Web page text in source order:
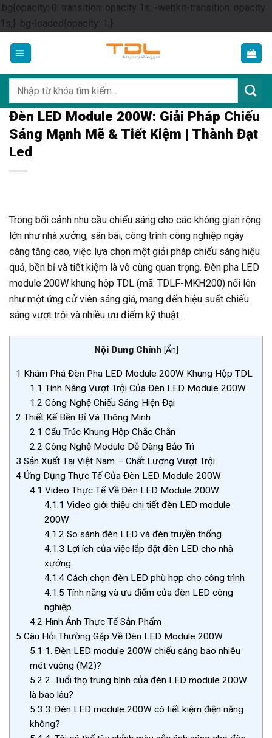
.bg{opacity: 0; transition: opacity 1s; -webkit-transition: opacity
1s;} .bg-loaded{opacity: 1;}Skip
content
kiếm:
Đèn LED Module 200W: Giải Pháp Chiếu
Sáng Mạnh Mẽ & Tiết Kiệm | Thành Đạt
Led
Trong bối cảnh nhu cầu chiếu sáng cho các không gian rộng
lớn như nhà xưởng, sân bãi, công trình công nghiệp ngày
càng tăng cao, việc lựa chọn một giải pháp chiếu sáng hiệu
quả, bền bỉ và tiết kiệm là vô cùng quan trọng. Đèn pha LED
module 200W khung hộp TDL (mã: TDLF-MKH200) nổi lên
như một ứng cử viên sáng giá, mang đến hiệu suất chiếu
sáng vượt trội và nhiều ưu điểm kỹ thuật.
Nội Dung Chính [Ẩn]
1 Khám Phá Đèn Pha LED Module 200W Khung Hộp TDL
1.1 Tính Năng Vượt Trội Của Đèn LED Module 200W
1.2 Công Nghệ Chiếu Sáng Hiện Đại
2 Thiết Kế Bền Bỉ Và Thông Minh
2.1 Cấu Trúc Khung Hộp Chắc Chắn
2.2 Công Nghệ Module Dễ Dàng Bảo Trì
3 Sản Xuất Tại Việt Nam – Chất Lượng Vượt Trội
4 Ứng Dụng Thực Tế Của Đèn LED Module 200W
4.1 Video Thực Tế Về Đèn LED Module 200W
4.1.1 Video giới thiệu chi tiết đèn LED module
200W
4.1.2 So sánh đèn LED và đèn truyền thống
4.1.3 Lợi ích của việc lắp đặt đèn LED cho nhà
xưởng
4.1.4Cách chọn đèn LED phù hợp cho công trình
4.1.5 Tính năng và ưu điểm của đèn LED công
nghiệp
4.2 Hình Ảnh Thực Tế Sản Phẩm
5 Câu Hỏi Thường Gặp Về Đèn LED Module 200W
5.1 1. Đèn LED module 200W chiếu sáng bao nhiêu
mét vuông (M2)?
5.2 2. Tuổi thọ trung bình của đèn LED module 200W
là bao lâu?
5.3 3. Đèn LED module 200W có tiết kiệm điện năng
không?